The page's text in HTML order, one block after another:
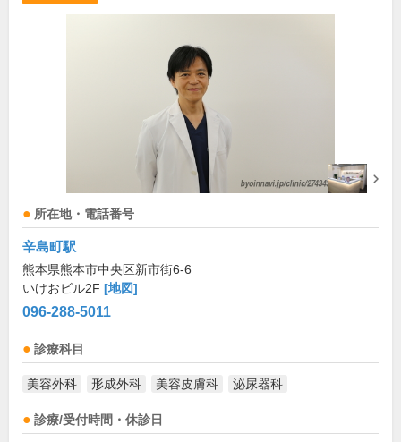
所在地・電話番号
辛島町駅
熊本県熊本市中央区新市街6-6
いけおビル2F [地図]
096-288-5011
診療科目
美容外科 形成外科 美容皮膚科 泌尿器科
診療/受付時間・休診日